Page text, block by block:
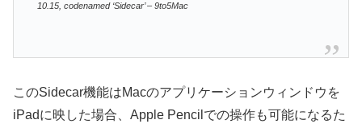
10.15, codenamed ‘Sidecar’ – 9to5Mac
このSidecar機能はMacのアプリケーションウィンドウを
iPadに映した場合、Apple Pencilでの操作も可能になるた